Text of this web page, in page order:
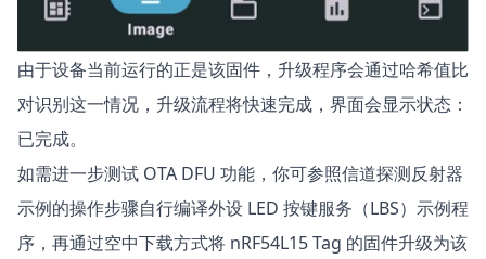
由于设备当前运行的正是该固件，升级程序会通过哈希值比
对识别这一情况，升级流程将快速完成，界面会显示状态：
已完成。
如需进一步测试 OTA DFU 功能，你可参照信道探测反射器
示例的操作步骤自行编译外设 LED 按键服务（LBS）示例程
序，再通过空中下载方式将 nRF54L15 Tag 的固件升级为该